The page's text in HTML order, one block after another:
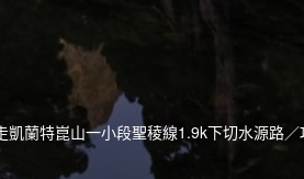
凱蘭特崑山一小段聖稜線1.9k下切水源路